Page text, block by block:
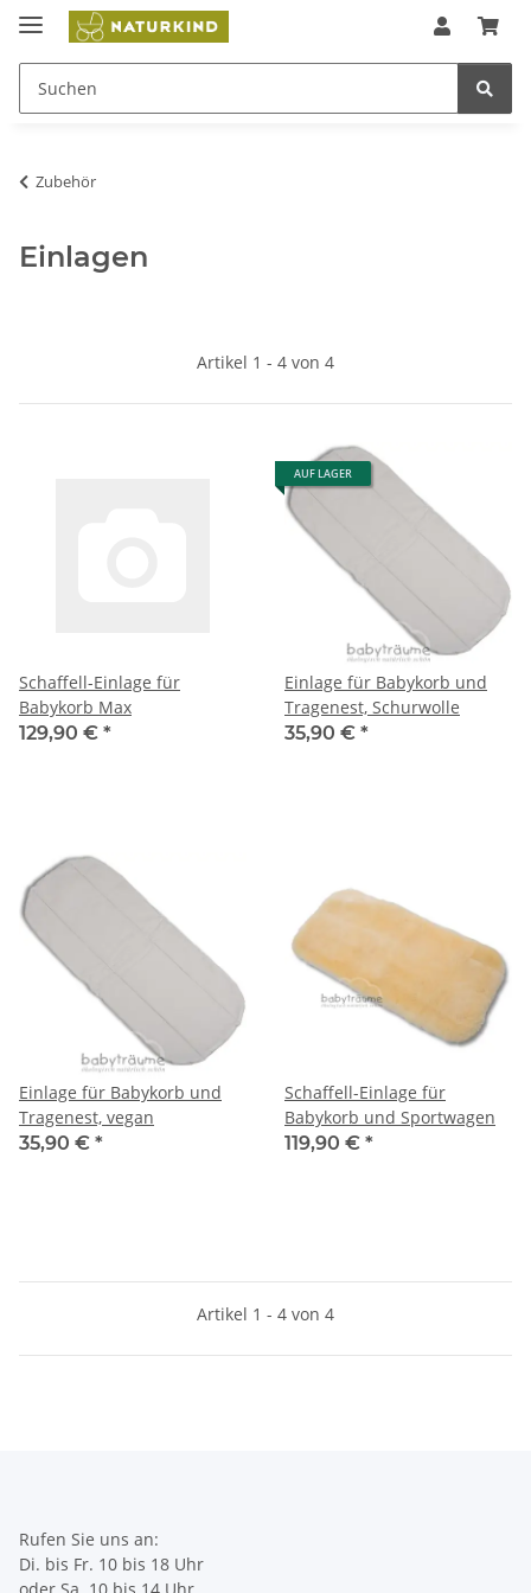
Zubehör
Einlagen
Artikel 1 - 4 von 4
Schaffell-Einlage für
Babykorb Max
129,90 € *
AUF LAGER
Einlage für Babykorb und
Tragenest, Schurwolle
35,90 € *
Einlage für Babykorb und
Tragenest, vegan
35,90 € *
Schaffell-Einlage für
Babykorb und Sportwagen
119,90 € *
Artikel 1 - 4 von 4
Rufen Sie uns an:
Di. bis Fr. 10 bis 18 Uhr